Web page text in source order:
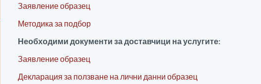
Заявление образец
Методика за подбор
Необходими документи за доставчици на услугите:
Заявление образец
Декларация за ползване на лични данни образец